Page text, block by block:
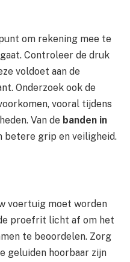
om rekening mee te
Controleer de druk
voldoet aan de
Onderzoek ook de
vooral tijdens
Van de banden in
betere grip en veiligheid.
voertuig moet worden
proefrit licht af om het
te beoordelen. Zorg
geluiden hoorbaar zijn